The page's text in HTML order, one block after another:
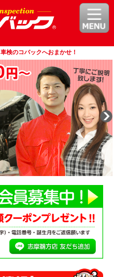
検のコバックへおまかせ！